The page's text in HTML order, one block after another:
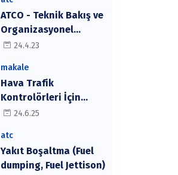
ATCO - Teknik Bakış ve
Organizasyonel
Rehber
24.4.23
makale
Hava Trafik
Kontrolörleri İçin
Gelişmiş Karar Alma
Sistem 1-2, Cynefin
Çerçevesi ve SRK
Modeli
24.6.25
atc
Yakıt Boşaltma (Fuel
dumping, Fuel Jettison)